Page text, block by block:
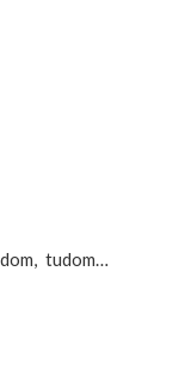
tudom…